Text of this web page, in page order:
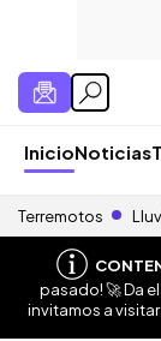
InicioNoticias
Terremotos
pasado! 🚀 Da
invitamos a